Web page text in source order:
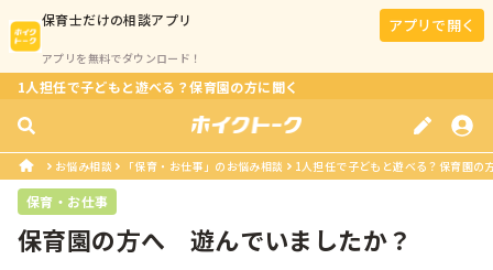
保育士だけの相談アプリ
アプリを無料でダウンロード！
アプリで開く
1人担任で子どもと遊べる？保育園の方に聞く
お悩み相談 「保育・お仕事」のお悩み相談 1人担任で子どもと遊べる？保育園の
保育・お仕事
保育園の方へ　遊んでいましたか？